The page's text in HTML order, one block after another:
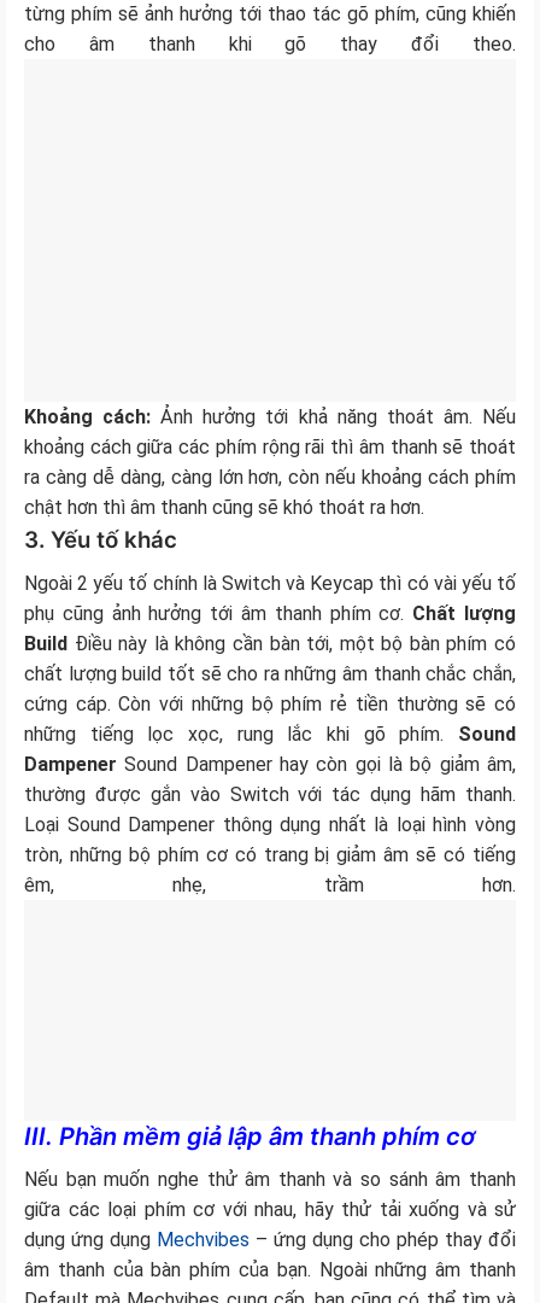
từng phím sẽ ảnh hưởng tới thao tác gõ phím, cũng khiến
cho âm thanh khi gõ thay đổi theo.
Khoảng cách: Ảnh hưởng tới khả năng thoát âm. Nếu
khoảng cách giữa các phím rộng rãi thì âm thanh sẽ thoát
ra càng dễ dàng, càng lớn hơn, còn nếu khoảng cách phím
chật hơn thì âm thanh cũng sẽ khó thoát ra hơn.
3. Yếu tố khác
Ngoài 2 yếu tố chính là Switch và Keycap thì có vài yếu tố
phụ cũng ảnh hưởng tới âm thanh phím cơ. Chất lượng
Build Điều này là không cần bàn tới, một bộ bàn phím có
chất lượng build tốt sẽ cho ra những âm thanh chắc chắn,
cứng cáp. Còn với những bộ phím rẻ tiền thường sẽ có
những tiếng lọc xọc, rung lắc khi gõ phím. Sound
Dampener Sound Dampener hay còn gọi là bộ giảm âm,
thường được gắn vào Switch với tác dụng hãm thanh.
Loại Sound Dampener thông dụng nhất là loại hình vòng
tròn, những bộ phím cơ có trang bị giảm âm sẽ có tiếng
êm, nhẹ, trầm hơn.
III. Phần mềm giả lập âm thanh phím cơ
Nếu bạn muốn nghe thử âm thanh và so sánh âm thanh
giữa các loại phím cơ với nhau, hãy thử tải xuống và sử
dụng ứng dụng Mechvibes – ứng dụng cho phép thay đổi
âm thanh của bàn phím của bạn. Ngoài những âm thanh